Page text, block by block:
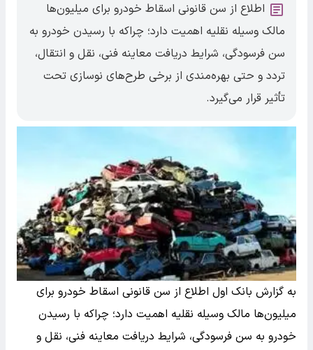
اطلاع از سن قانونی اسقاط خودرو برای میلیون‌ها
مالک وسیله نقلیه اهمیت دارد؛ چراکه با رسیدن خودرو به
سن فرسودگی، شرایط دریافت معاینه فنی، نقل و انتقال،
تردد و حتی بهره‌مندی از برخی طرح‌های نوسازی تحت
تأثیر قرار می‌گیرد.
به گزارش بانک اول اطلاع از سن قانونی اسقاط خودرو برای
میلیون‌ها مالک وسیله نقلیه اهمیت دارد؛ چراکه با رسیدن
خودرو به سن فرسودگی، شرایط دریافت معاینه فنی، نقل و